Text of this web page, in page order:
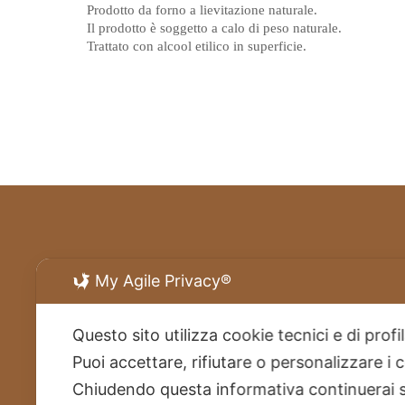
Prodotto da forno a lievitazione naturale.
Il prodotto è soggetto a calo di peso naturale.
Trattato con alcool etilico in superficie.
My Agile Privacy®
Questo sito utilizza cookie tecnici e di
Puoi accettare, rifiutare o personalizzare i
Chiudendo questa informativa continuerai